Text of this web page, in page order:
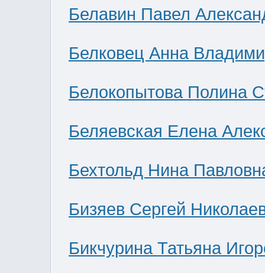
Белавин Павел
Белковец Анна
Белокопытова Полина
Беляевская Елена
Бехтольд Нина
Бизяев Сергей
Бикчурина Татьяна